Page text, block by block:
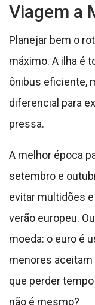
Viagem a
Planejar bem o
máximo. A ilha é
ônibus eficiente,
diferencial para
pressa.
A melhor época
setembro e
evitar multidões
verão europeu.
moeda: o euro é
menores aceitam
que perder
não é mesmo?